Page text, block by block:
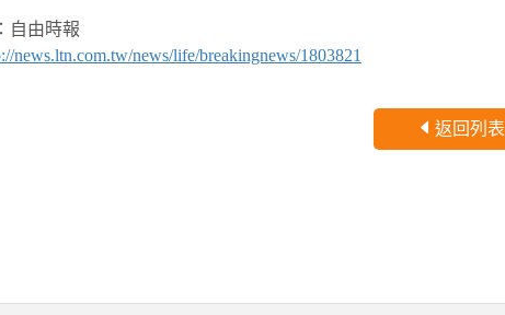
自由時報
news.ltn.com.tw/news/life/breakingnews/1803821
返回列表